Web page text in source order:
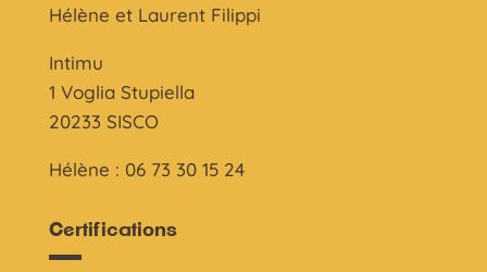
Hélène et Laurent Filippi
Intimu
1 Voglia Stupiella
20233 SISCO
Hélène : 06 73 30 15 24
Certifications